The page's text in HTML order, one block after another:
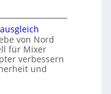
von Nord
für Mixer
verbessern
und